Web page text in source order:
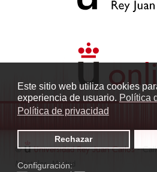
Este sitio web utiliza cookies
experiencia de usuario. Política
Política de privacidad
Rechazar
Configuración:
© Universidad Rey Juan Carlos-
Móstoles. Madrid